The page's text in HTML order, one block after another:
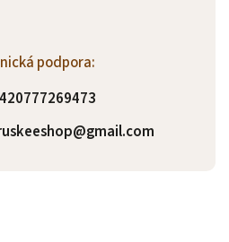
podpora: